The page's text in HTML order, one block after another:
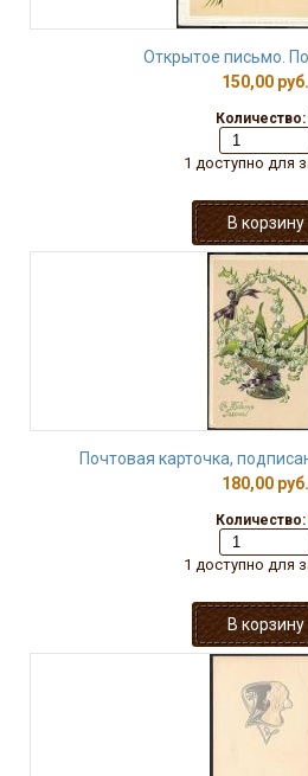
Открытое письмо.
150,00 руб.
Количество:
1 доступно для
Почтовая карточка,
180,00 руб.
Количество:
1 доступно для